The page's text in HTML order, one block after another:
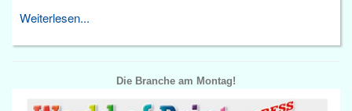
Weiterlesen...
Die Branche am Montag!